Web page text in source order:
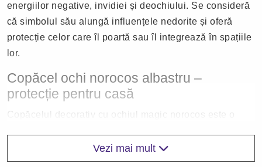
energiilor negative, invidiei și deochiului. Se consideră
că simbolul său alungă influențele nedorite și oferă
protecție celor care îl poartă sau îl integrează în spațiile
lor.
Copăcel ochi norocos albastru –
protecție pentru casă
Copăcelul decorativ cu ochiul magic norocos este o
puternic de protecție. Cunoscut uneori ca „ochiul lui
Horus”, acest talisman are rolul de a oferi protecție
Vezi mai mult